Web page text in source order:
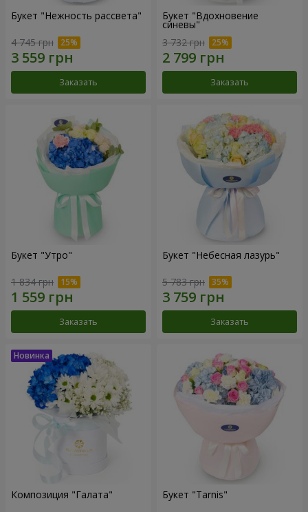
Букет "Нежность рассвета"
4 745 грн
Заказать
Букет "Вдохновение
синевы"
3 732 грн
Заказать
Букет "Утро"
1 834 грн
Заказать
Букет "Небесная лазурь"
5 783 грн
Заказать
Композиция "Галата" Букет "Tarnis"